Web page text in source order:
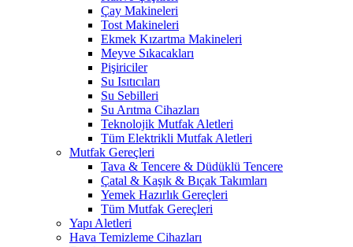
Çay Makineleri
Tost Makineleri
Ekmek Kızartma Makineleri
Meyve Sıkacakları
Pişiriciler
Su Isıtıcıları
Su Sebilleri
Su Arıtma Cihazları
Teknolojik Mutfak Aletleri
Tüm Elektrikli Mutfak Aletleri
Mutfak Gereçleri
Tava & Tencere & Düdüklü Tencere
Çatal & Kaşık & Bıçak Takımları
Yemek Hazırlık Gereçleri
Tüm Mutfak Gereçleri
Yapı Aletleri
Hava Temizleme Cihazları